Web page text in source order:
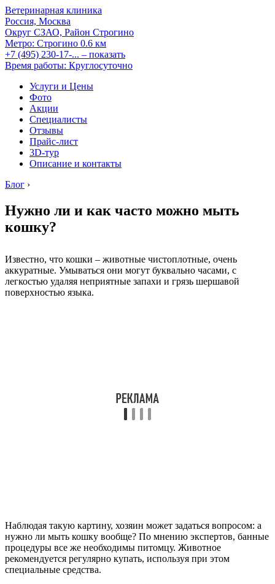
Ветеринарная клиника
Россия, Москва
Округ СЗАО, Район Строгино
Метро: Строгино 0.6 км
+7 (495) 230-17-... – показать
Время работы: Круглосуточно
Услуги и Цены
Фото
Акции
Специалисты
Отзывы
Прайс-лист
3D-тур
Описание и контакты
Блог ›
Нужно ли и как часто можно мыть
кошку?
Известно, что кошки – животные чистоплотные, очень
аккуратные. Умываться они могут буквально часами, с
легкостью удаляя неприятные запахи и грязь шершавой
поверхностью языка.
Наблюдая такую картину, хозяин может задаться вопросом: а
нужно ли мыть кошку вообще? По мнению экспертов, банные
процедуры все же необходимы питомцу. Животное
рекомендуется регулярно купать, используя при этом
специальные средства.